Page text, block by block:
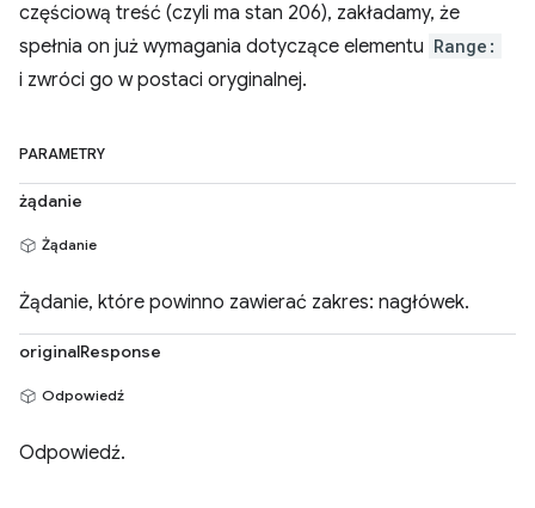
częściową treść (czyli ma stan 206), zakładamy, że
spełnia on już wymagania dotyczące elementu Range:
i zwróci go w postaci oryginalnej.
PARAMETRY
żądanie
Żądanie
Żądanie, które powinno zawierać zakres: nagłówek.
originalResponse
Odpowiedź
Odpowiedź.